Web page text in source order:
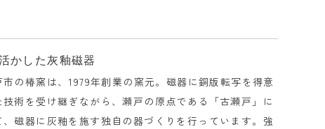
かした灰釉磁器
市の椿窯は、1979年創業の窯元。磁器に銅版転写を得意
技術を受け継ぎながら、瀬戸の原点である「古瀬戸」に
磁器に灰釉を施す独自の器づくりを行っています。強